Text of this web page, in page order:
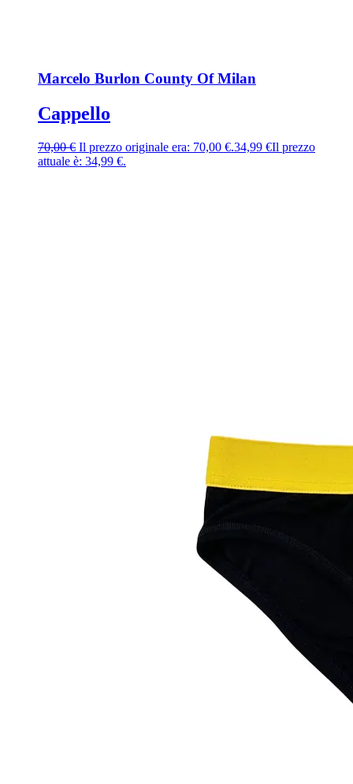
Marcelo Burlon County Of Milan
Cappello
70,00€ Il prezzo originale era: 70,00 €.34,99 €Il prezzo
attuale è: 34,99 €.